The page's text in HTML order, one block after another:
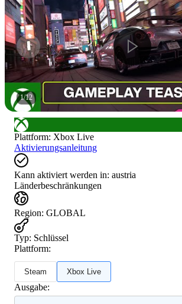
1/12
Plattform: Xbox Live
Aktivierungsanleitung
Kann aktiviert werden in: austria
Länderbeschränkungen
Region: GLOBAL
Typ: Schlüssel
Plattform:
Steam Xbox Live
Ausgabe: